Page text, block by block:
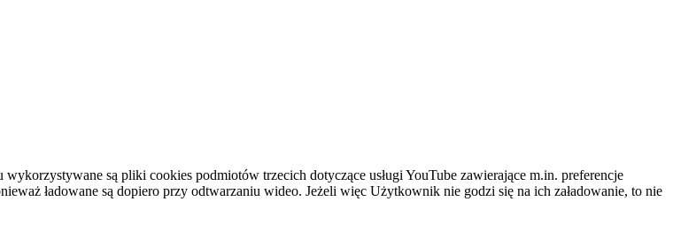
są pliki cookies podmiotów trzecich dotyczące usługi YouTube zawierające m.in. preferencje
ładowane są dopiero przy odtwarzaniu wideo. Jeżeli więc Użytkownik nie godzi się na ich załadowanie, to nie